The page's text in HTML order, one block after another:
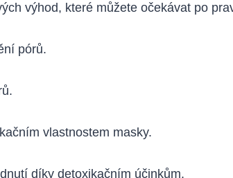
výhod, které můžete očekávat po
pórů.
vlastnostem masky.
díky detoxikačním účinkům.